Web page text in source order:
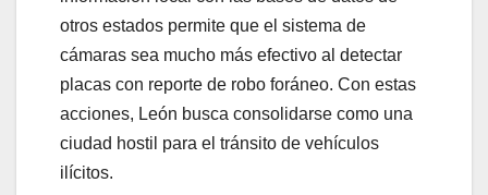
otros estados permite que el sistema de
cámaras sea mucho más efectivo al detectar
placas con reporte de robo foráneo. Con estas
acciones, León busca consolidarse como una
ciudad hostil para el tránsito de vehículos
ilícitos.